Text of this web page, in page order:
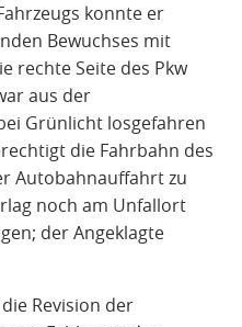
konnte er
Bewuchses mit
rechte Seite des Pkw
aus der
Grünlicht losgefahren
die Fahrbahn des
Autobahnauffahrt zu
noch am Unfallort
der Angeklagte
Revision der